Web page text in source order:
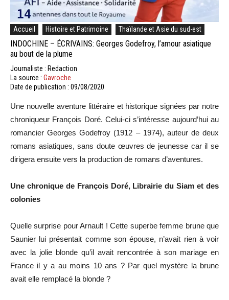
Accueil Histoire et Patrimoine Thaïlande et Asie du sud-est
INDOCHINE – ÉCRIVAINS: Georges Godefroy, l’amour asiatique
au bout de la plume
Journaliste : Redaction
La source : Gavroche
Date de publication : 09/08/2020
Une nouvelle aventure littéraire et historique signées par notre
chroniqueur François Doré. Celui-ci s’intéresse aujourd’hui au
romancier Georges Godefroy (1912 – 1974), auteur de deux
romans asiatiques, sans doute œuvres de jeunesse car il se
dirigera ensuite vers la production de romans d’aventures.
Une chronique de François Doré, Librairie du Siam et des
colonies
Quelle surprise pour Arnault ! Cette superbe femme brune que
Saunier lui présentait comme son épouse, n’avait rien à voir
avec la jolie blonde qu’il avait rencontrée à son mariage en
France il y a au moins 10 ans ? Par quel mystère la brune
avait elle remplacé la blonde ?